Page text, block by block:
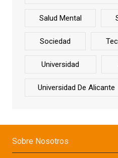
Salud Mental
Sociedad
Universidad
Universidad De Alicante
Sobre Nosotros